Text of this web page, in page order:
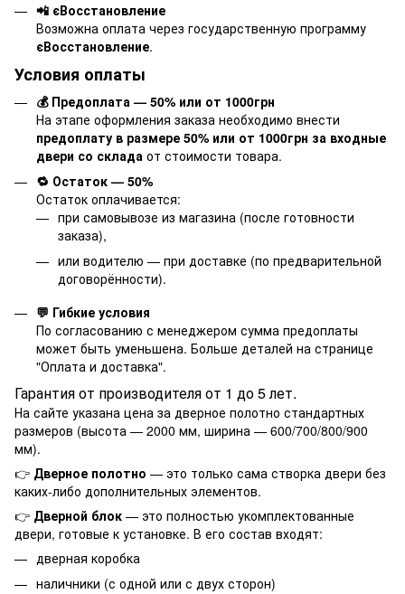
📲 єВосстановление
Возможна оплата через государственную программу
єВосстановление.
Условия оплаты
💰 Предоплата — 50% или от 1000грн
На этапе оформления заказа необходимо внести
предоплату в размере 50% или от 1000грн за входные
двери со склада от стоимости товара.
🔁 Остаток — 50%
Остаток оплачивается:
при самовывозе из магазина (после готовности
заказа),
или водителю — при доставке (по предварительной
договорённости).
💬 Гибкие условия
По согласованию с менеджером сумма предоплаты
может быть уменьшена. Больше деталей на странице
"Оплата и доставка".
Гарантия от производителя от 1 до 5 лет.
На сайте указана цена за дверное полотно стандартных
размеров (высота — 2000 мм, ширина — 600/700/800/900
мм).
👉 Дверное полотно — это только сама створка двери без
каких-либо дополнительных элементов.
👉 Дверной блок — это полностью укомплектованные
двери, готовые к установке. В его состав входят:
дверная коробка
наличники (с одной или с двух сторон)